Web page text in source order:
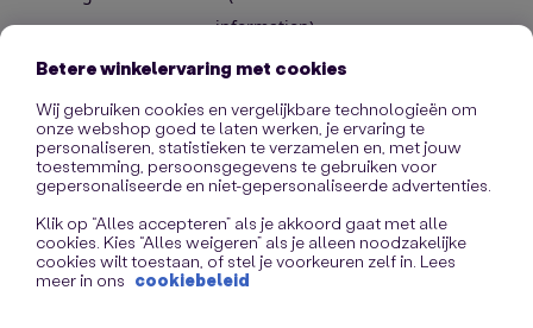
information).
Betere winkelervaring met cookies
Wij gebruiken cookies en vergelijkbare technologieën om
onze webshop goed te laten werken, je ervaring te
personaliseren, statistieken te verzamelen en, met jouw
toestemming, persoonsgegevens te gebruiken voor
gepersonaliseerde en niet-gepersonaliseerde advertenties.
Klik op “Alles accepteren” als je akkoord gaat met alle
cookies. Kies “Alles weigeren” als je alleen noodzakelijke
cookies wilt toestaan, of stel je voorkeuren zelf in. Lees
meer in ons cookiebeleid